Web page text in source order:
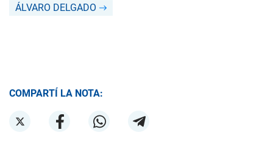
ÁLVARO DELGADO
COMPARTÍ LA NOTA: